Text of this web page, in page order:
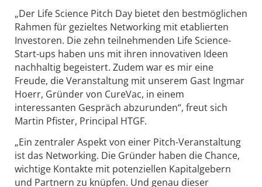
„Der Life Science Pitch Day bietet den bestmöglichen
Rahmen für gezieltes Networking mit etablierten
Investoren. Die zehn teilnehmenden Life Science-
Start-ups haben uns mit ihren innovativen Ideen
nachhaltig begeistert. Zudem war es mir eine
Freude, die Veranstaltung mit unserem Gast Ingmar
Hoerr, Gründer von CureVac, in einem
interessanten Gespräch abzurunden“, freut sich
Martin Pfister, Principal HTGF.
„Ein zentraler Aspekt von einer Pitch-Veranstaltung
ist das Networking. Die Gründer haben die Chance,
wichtige Kontakte mit potenziellen Kapitalgebern
und Partnern zu knüpfen. Und genau dieser